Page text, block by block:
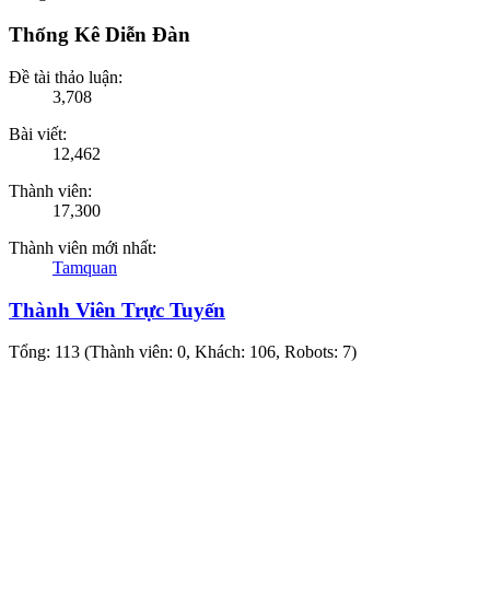
Thống Kê Diễn Đàn
Đề tài thảo luận:
3,708
Bài viết:
12,462
Thành viên:
17,300
Thành viên mới nhất:
Tamquan
Thành Viên Trực Tuyến
Tổng: 113 (Thành viên: 0, Khách: 106, Robots: 7)